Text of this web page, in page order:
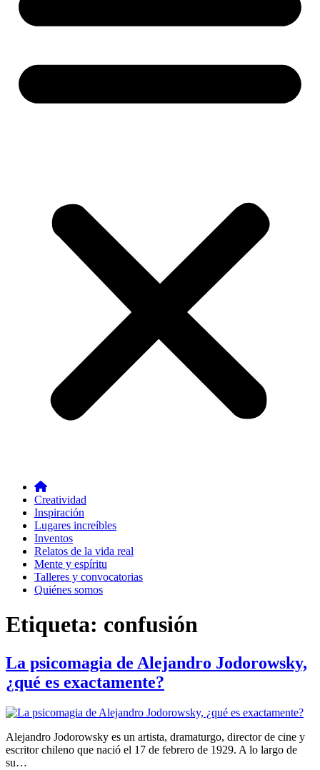
Creatividad
Inspiración
Lugares increíbles
Inventos
Relatos de la vida real
Mente y espíritu
Talleres y convocatorias
Quiénes somos
Etiqueta: confusión
La psicomagia de Alejandro Jodorowsky,
¿qué es exactamente?
Alejandro Jodorowsky es un artista, dramaturgo, director de cine y
escritor chileno que nació el 17 de febrero de 1929. A lo largo de
su…